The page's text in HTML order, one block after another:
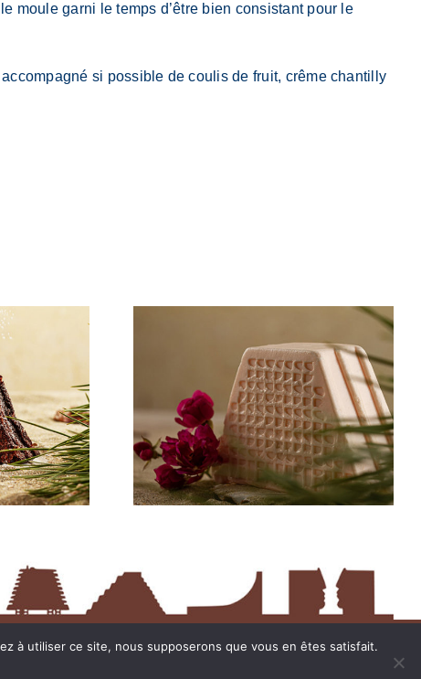
moule garni le temps d’être bien consistant pour le
si possible de coulis de fruit, crême chantilly
à utiliser ce site, nous supposerons que vous en êtes satisfait.